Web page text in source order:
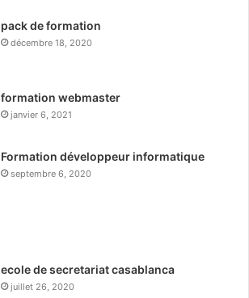
pack de formation
décembre 18, 2020
formation webmaster
janvier 6, 2021
Formation développeur informatique
septembre 6, 2020
ecole de secretariat casablanca
juillet 26, 2020